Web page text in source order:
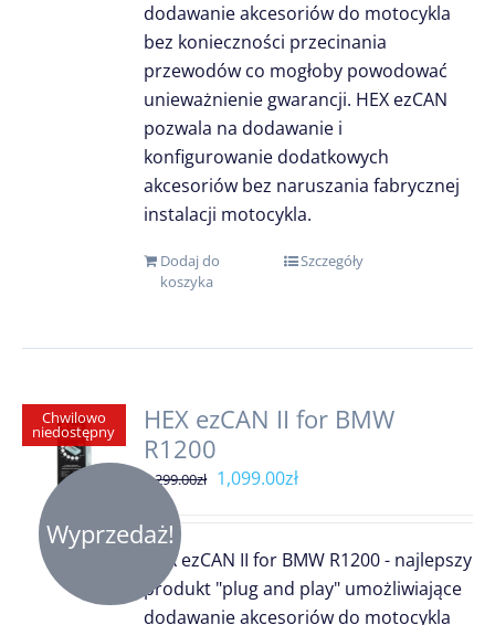
dodawanie akcesoriów do motocykla
bez konieczności przecinania
przewodów co mogłoby powodować
unieważnienie gwarancji. HEX ezCAN
pozwala na dodawanie i
konfigurowanie dodatkowych
akcesoriów bez naruszania fabrycznej
instalacji motocykla.
Dodaj do
koszyka
Szczegóły
Chwilowo
niedostępny
Wyprzedaż!
HEX ezCAN II for BMW
R1200
1,299.00zł Pierwotna
1,299.00zł.
1,099.00złAktualna
1,099.00zł.
HEX ezCAN II for BMW R1200 - najlepszy
produkt "plug and play" umożliwiające
dodawanie akcesoriów do motocykla